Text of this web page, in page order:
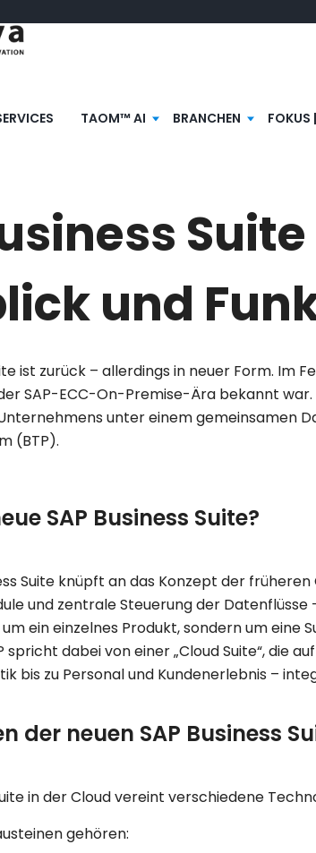
TAOM™ AI BRANCHEN FOKUS
und
ist zurück – allerdings in neuer Form. Im
SAP-ECC-On-Premise-Ära bekannt
unter einem gemeinsamen
(BTP).
SAP Business Suite?
Suite knüpft an das Konzept der
und zentrale Steuerung der
ein einzelnes Produkt, sondern um eine
spricht dabei von einer„Cloud Suite“, die
bis zu Personal und Kundenerlebnis –
der neuen SAP Business
in der Cloud vereint verschiedene
gehören: